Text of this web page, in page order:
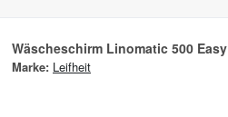
Wäscheschirm Linomatic 500 Easy
Marke: Leifheit